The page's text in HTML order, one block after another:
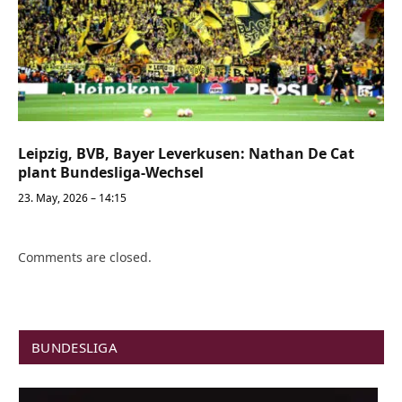
Leipzig, BVB, Bayer Leverkusen: Nathan De Cat
plant Bundesliga-Wechsel
23. May, 2026 – 14:15
Comments are closed.
BUNDESLIGA